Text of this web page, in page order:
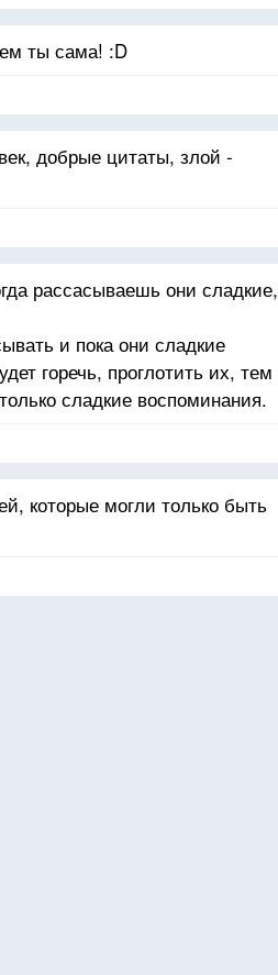
ты сама! :D
добрые цитаты, злой -
рассасываешь они сладкие,
и пока они сладкие
горечь, проглотить их, тем
сладкие воспоминания.
которые могли только быть